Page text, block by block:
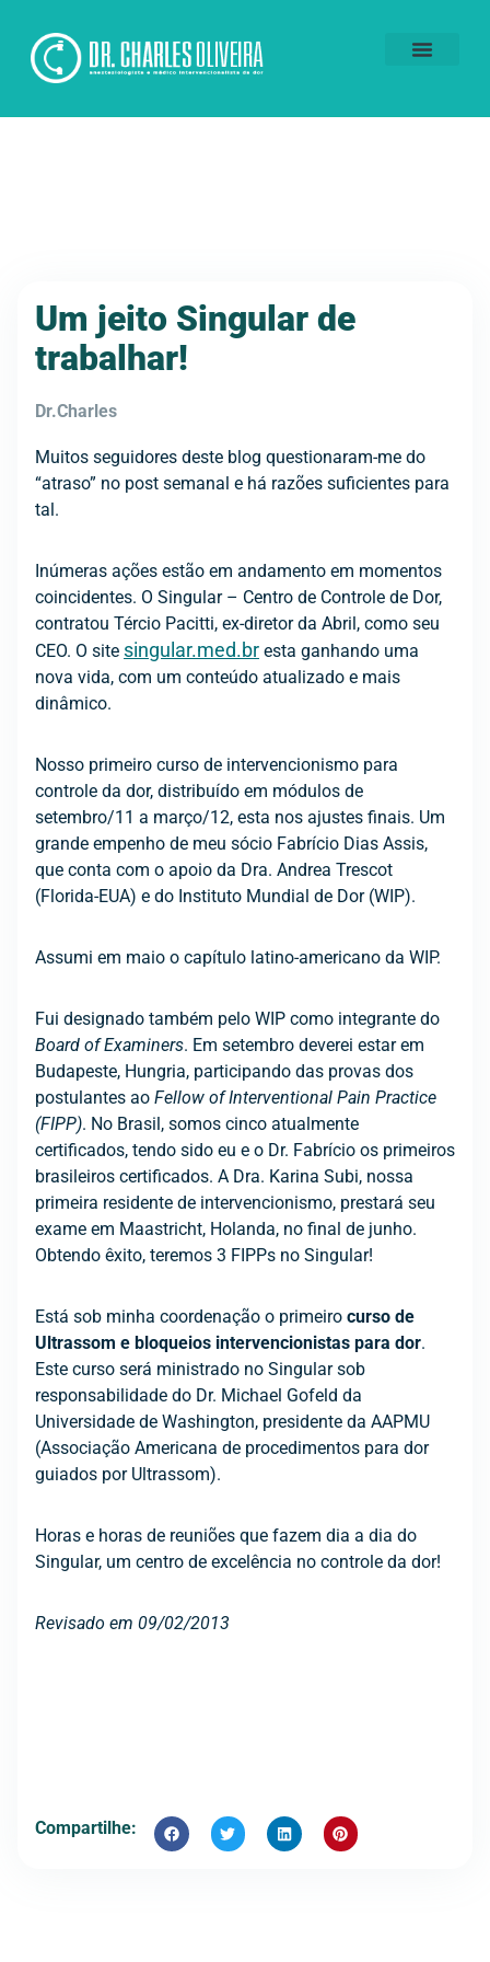
Um jeito Singular de
trabalhar!
Dr.Charles
Muitos seguidores deste blog questionaram-me do
“atraso” no post semanal e há razões suficientes para
tal.
Inúmeras ações estão em andamento em momentos
coincidentes. O Singular – Centro de Controle de Dor,
contratou Tércio Pacitti, ex-diretor da Abril, como seu
CEO. O site singular.med.br esta ganhando uma
nova vida, com um conteúdo atualizado e mais
dinâmico.
Nosso primeiro curso de intervencionismo para
controle da dor, distribuído em módulos de
setembro/11 a março/12, esta nos ajustes finais. Um
grande empenho de meu sócio Fabrício Dias Assis,
que conta com o apoio da Dra. Andrea Trescot
(Florida-EUA) e do Instituto Mundial de Dor (WIP).
Assumi em maio o capítulo latino-americano da WIP.
Fui designado também pelo WIP como integrante do
Board of Examiners. Em setembro deverei estar em
Budapeste, Hungria, participando das provas dos
postulantes ao Fellow of Interventional Pain Practice
(FIPP). No Brasil, somos cinco atualmente
certificados, tendo sido eu e o Dr. Fabrício os primeiros
brasileiros certificados. A Dra. Karina Subi, nossa
primeira residente de intervencionismo, prestará seu
exame em Maastricht, Holanda, no final de junho.
Obtendo êxito, teremos 3 FIPPs no Singular!
Está sob minha coordenação o primeiro curso de
Ultrassom e bloqueios intervencionistas para dor.
Este curso será ministrado no Singular sob
responsabilidade do Dr. Michael Gofeld da
Universidade de Washington, presidente da AAPMU
(Associação Americana de procedimentos para dor
guiados por Ultrassom).
Horas e horas de reuniões que fazem dia a dia do
Singular, um centro de excelência no controle da dor!
Revisado em 09/02/2013
Compartilhe: